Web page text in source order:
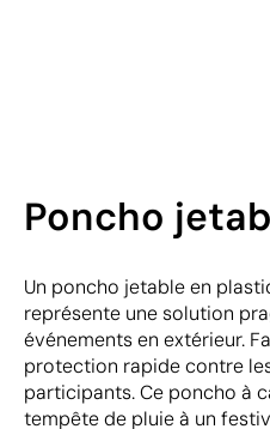
Poncho
Un poncho jetable en
représente une solution
événements en extérieur.
protection rapide contre
participants. Ce poncho à
tempête de pluie à un